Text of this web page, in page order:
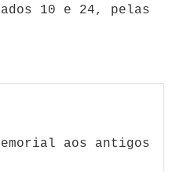
10 e 24, pelas
aos antigos